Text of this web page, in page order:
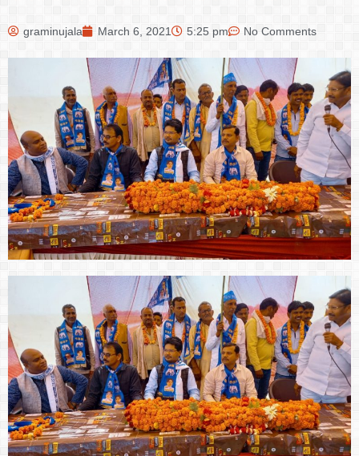
graminujala March 6, 2021 5:25 pm No Comments